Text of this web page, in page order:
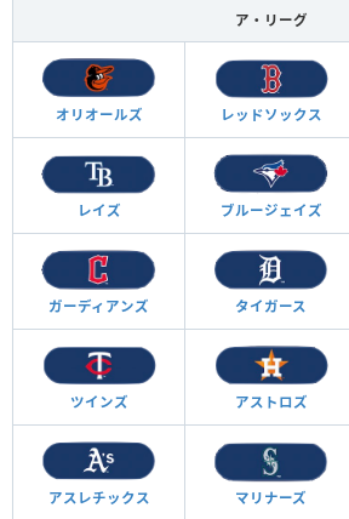
ア・リーグ
オリオールズ レッドソックス
レイズ ブルージェイズ
ガーディアンズ タイガース
ツインズ アストロズ
アスレチックス マリナーズ